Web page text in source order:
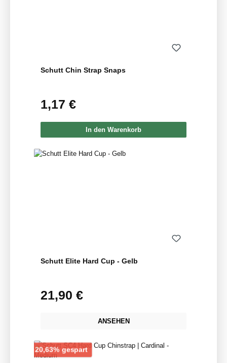
Schutt Chin Strap Snaps
Regulärer Preis:
1,17 €
In den Warenkorb
Schutt Elite Hard Cup - Gelb
Regulärer Preis:
21,90 €
ANSEHEN
20,63% gespartRabatt